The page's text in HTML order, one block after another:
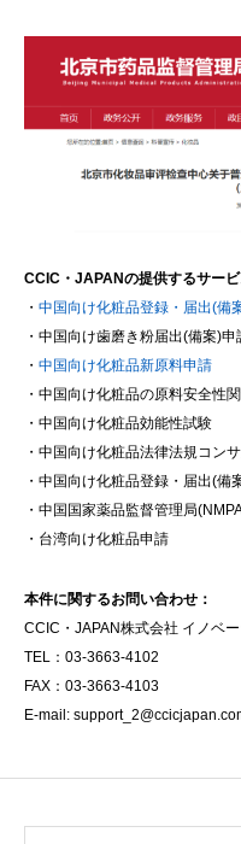
CCIC・JAPANの提供するサービ
・ 中国向け化粧品登録・届出(備
・中国向け歯磨き粉届出(備案)申
・ 中国向け化粧品新原料申請
・中国向け化粧品の原料安全性
・中国向け化粧品効能性試験
・中国向け化粧品法律法規コン
・中国向け化粧品登録・届出(備
・中国国家薬品監督管理局
・台湾向け化粧品申請
本件に関するお問い合わせ：
CCIC・JAPAN株式会社 イノベ
TEL：03-3663-4102
FAX：03-3663-4103
E-mail: